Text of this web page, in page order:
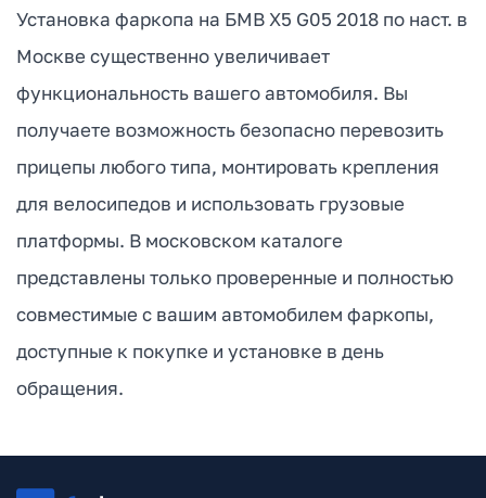
Установка фаркопа на БМВ Х5 G05 2018 по наст. в
Москве существенно увеличивает
функциональность вашего автомобиля. Вы
получаете возможность безопасно перевозить
прицепы любого типа, монтировать крепления
для велосипедов и использовать грузовые
платформы. В московском каталоге
представлены только проверенные и полностью
совместимые с вашим автомобилем фаркопы,
доступные к покупке и установке в день
обращения.